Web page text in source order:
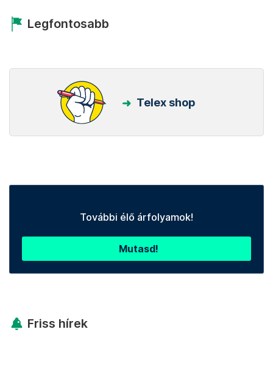
Legfontosabb
Telex shop
További élő árfolyamok!
Mutasd!
Friss hírek